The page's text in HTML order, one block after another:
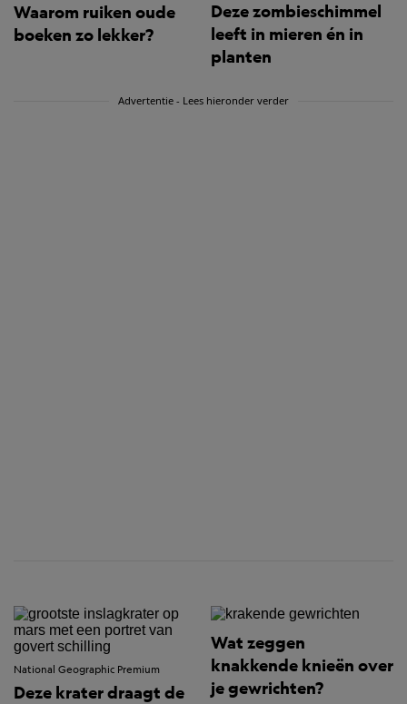
Waarom ruiken oude
boeken zo lekker?
Deze zombieschimmel
leeft in mieren én in
planten
Advertentie - Lees hieronder verder
National Geographic Premium
Deze krater draagt de
Wat zeggen
knakkende knieën over
je gewrichten?